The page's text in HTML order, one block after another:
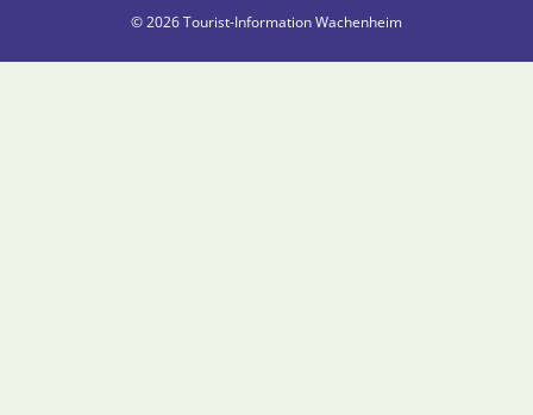
© 2026 Tourist-Information Wachenheim